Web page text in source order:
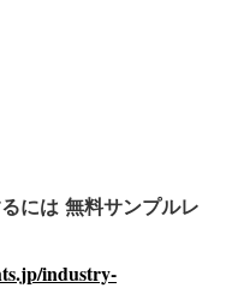
には 無料サンプルレ
industry-